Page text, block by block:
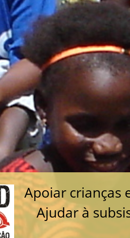
Apoiar crianças
Ajudar à